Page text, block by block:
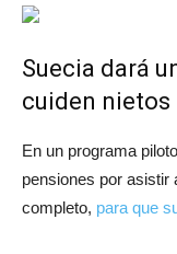
Suecia dará
cuiden nietos
En un programa
pensiones por asistir
completo, para que